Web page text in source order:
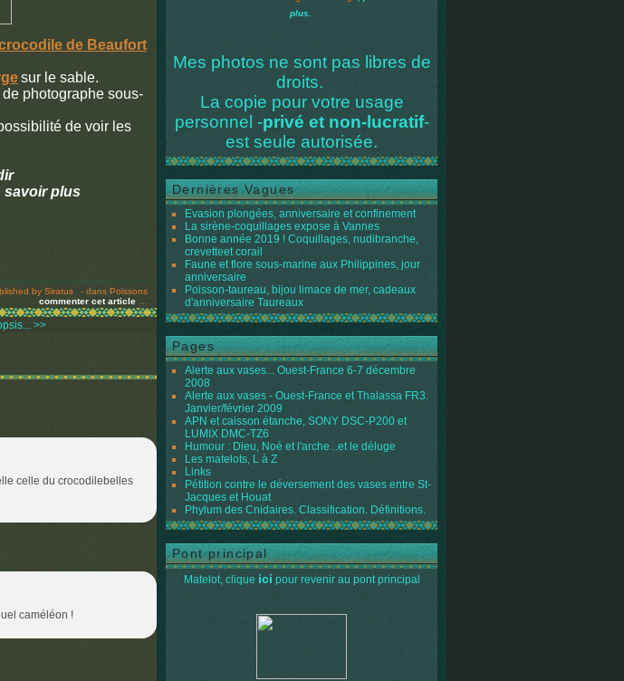
de Beaufort
sur le sable.
photographe sous-
de voir les
savoir plus
by Siratus - dans Poissons
commenter cet article
>>
celle du crocodilebelles
caméléon !
plus.
Mes photos ne sont pas libres de
droits.
La copie pour votre usage
personnel -privé et non-lucratif-
est seule autorisée.
Dernières Vagues
Evasion plongées, anniversaire et confinement
La sirène-coquillages expose à Vannes
Bonne année 2019 ! Coquillages, nudibranche,
crevetteet corail
Faune et flore sous-marine aux Philippines, jour
anniversaire
Poisson-taureau, bijou limace de mer, cadeaux
d'anniversaire Taureaux
Pages
Alerte aux vases... Ouest-France 6-7 décembre
2008
Alerte aux vases - Ouest-France et Thalassa FR3.
Janvier/février 2009
APN et caisson étanche, SONY DSC-P200 et
LUMIX DMC-TZ6
Humour : Dieu, Noé et l'arche...et le déluge
Les matelots, L à Z
Links
Pétition contre le déversement des vases entre St-
Jacques et Houat
Phylum des Cnidaires. Classification. Définitions.
Pont principal
Matelot, clique ici pour revenir au pont principal